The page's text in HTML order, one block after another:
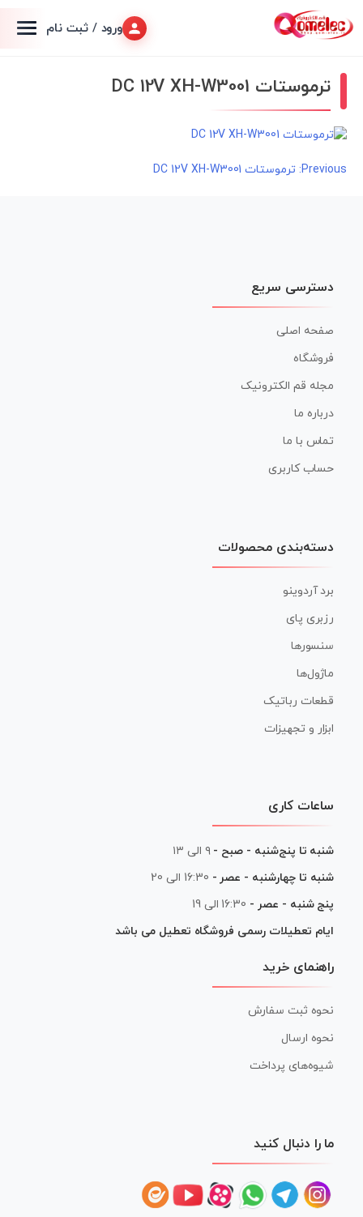
ورود / ثبت نام
ترموستات DC 12V XH-W3001
راهبری
Previous: ترموستات DC 12V XH-W3001
دسترسی سریع
صفحه اصلی
فروشگاه
مجله قم الکترونیک
درباره ما
تماس با ما
حساب کاربری
دسته‌بندی محصولات
برد آردوینو
رزبری پای
سنسورها
ماژول‌ها
قطعات رباتیک
ابزار و تجهیزات
ساعات کاری
شنبه تا پنج‌شنبه - صبح - ۹ الی ۱۳
شنبه تا چهارشنبه - عصر - 16:30 الی 20
پنج شنبه - عصر - 16:30 الی 19
ایام تعطیلات رسمی فروشگاه تعطیل می باشد
راهنمای خرید
نحوه ثبت سفارش
نحوه ارسال
شیوه‌های پرداخت
ما را دنبال کنید